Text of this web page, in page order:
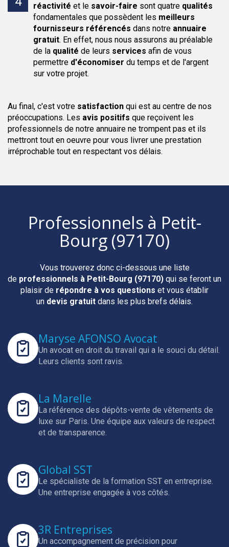
réactivité et le savoir-faire sont quatre qualités
fondamentales que possèdent les meilleurs
fournisseurs référencés dans notre annuaire
gratuit. En effet, nous nous assurons au préalable
de la qualité de leurs services afin de vous
permettre d'économiser du temps et de l'argent
sur votre projet.
Au final, c'est votre satisfaction qui est au centre de nos
préoccupations. Les avis positifs que reçoivent les
professionnels de notre annuaire ne trompent pas et ils
mettront tout en oeuvre pour vous livrer une prestation
irréprochable tout en respectant vos délais.
Professionnels à Petit-
Bourg (97170)
Vous trouverez donc ci-dessous une liste
de professionnels à Petit-Bourg (97170) qui se feront un
plaisir de répondre à vos questions et vous établir
un devis gratuit dans les plus brefs délais.
Maryse AFONSO Avocat
Un avocat en droit du travail qui a le souci du détail.
Leurs clients sont ravis.
La Marelle
La référence des dépôts-vente de vêtements de
luxe sur Paris. Une équipe aux valeurs de respect
et de transparence.
Global SST
Le spécialiste de la formation SST en entreprise.
Une entreprise engagée à vos côtés.
3R Entreprises
Un accompagnement de précision pour